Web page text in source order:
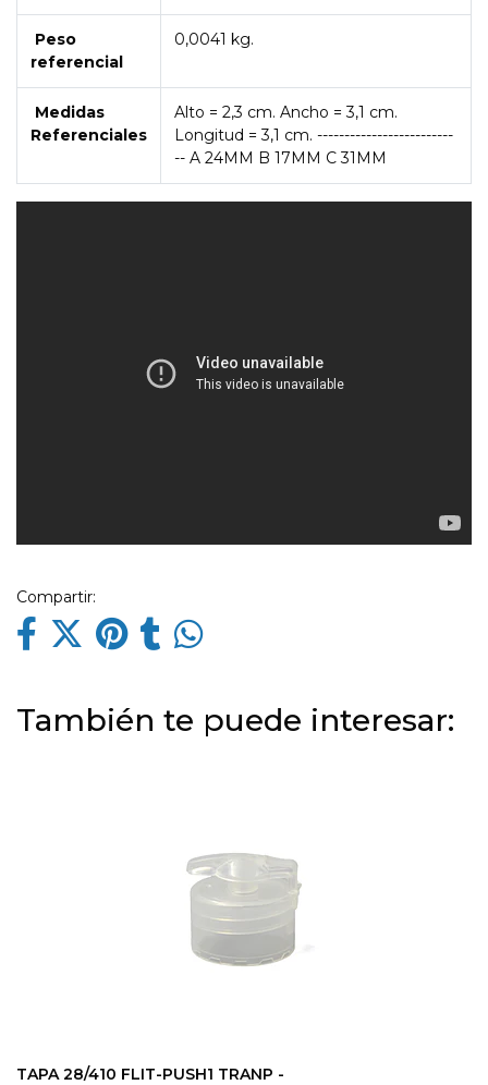
Peso
referencial
0,0041 kg.
Medidas
Referenciales
Alto = 2,3 cm. Ancho = 3,1 cm.
Longitud = 3,1 cm. -------------------------
-- A 24MM B 17MM C 31MM
Compartir:
También te puede interesar:
TAPA 28/410 FLIT-PUSH1 TRANP -